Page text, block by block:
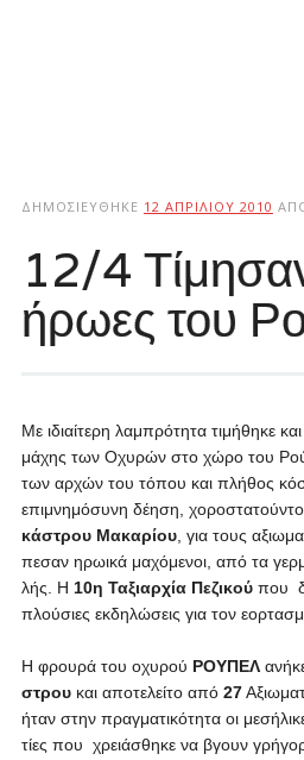
ΔΗΜΟΣΙΕΎΘΗΚΕ 12 ΑΠΡΙΛΊΟΥ 2010
12/4
ήρωες του
Με ι­διαί­τε­ρη λα­μπρό­τη­τα τι­μή­θη­κε
μά­χης των Ο­χυ­ρών στο χώ­ρο του
των αρ­χών του τό­που και πλή­θος
ε­πι­μνη­μό­συ­νη δέ­η­ση,
κά­στρου Μα­κα­ρί­ου, για τους
πε­σαν η­ρω­ι­κά μα­χό­με­νοι, από τα
λής. Η 10η Ταξιαρχία Πεζικούπου
πλούσιες εκδηλώσεις για τον
Η φρου­ρά του ο­χυ­ρού ΡΟΥ­ΠΕΛ
στρουκαι α­πο­τε­λεί­το α­πό 27
ή­ταν στην πραγ­μα­τι­κό­τη­τα οι
τί­ες που χρειά­σθη­κε να βγουν